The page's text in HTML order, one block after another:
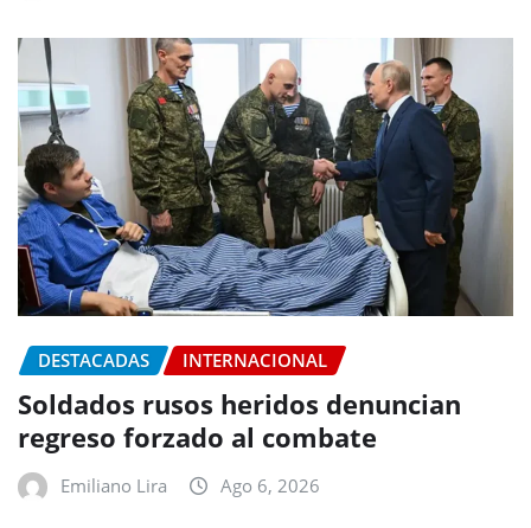
DESTACADAS INTERNACIONAL
Soldados rusos heridos denuncian
regreso forzado al combate
Emiliano Lira Ago 6, 2026